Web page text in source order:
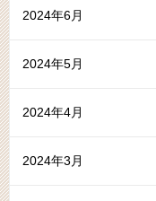
2024年6月
2024年5月
2024年4月
2024年3月